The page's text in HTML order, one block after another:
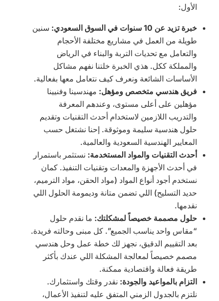
الأول:
خبرة تزيد عن 10 سنوات في السوق السعودي:
سنين
طويلة من العمل في مشاريع مختلفة الأحجام
والتعامل مع تحديات التربة والبناء في الرياض
والمملكة ككل. هذي الخبرة خلتنا نفهم مشاكل
الأساسات الشائعة ونعرف كيف نتعامل معها بفعالية.
فريق هندسي متخصص ومؤهل: مهندسينا وفنيينا
مؤهلين على أعلى مستوى، وعندهم المعرفة
والتدريب اللازمين لاستخدام أحدث التقنيات وتقديم
حلول هندسية سليمة وموثوقة. إحنا نشتغل حسب
المعايير الهندسية السعودية والعالمية.
أحدث التقنيات والمواد المستخدمة: نستثمر باستمرار
في أحدث الأجهزة والمعدات وتقنيات التنفيذ. كمان
نستخدم أجود أنواع المواد (مواد الحقن، مواد الترميم،
حديد التسليح) اللي تضمن متانة وديمومة الحلول اللي
نقدمها.
حلول مصممة خصيصاً لمشكلتك: ما نقدم حلول
“مقاس واحد يناسب الجميع”. كل مبنى وحالته فريدة.
بعد التقييم الدقيق، نجهز لك خطة عمل وحل هندسي
مصمم خصيصاً لمعالجة المشكلة اللي عندك بأكثر
طريقة فعالة واقتصادية ممكنة.
التزام بالمواعيد والجودة: نقدر وقتك واستثمارك.
نلتزم بالجدول الزمني المتفق عليه لتنفيذ الأعمال،